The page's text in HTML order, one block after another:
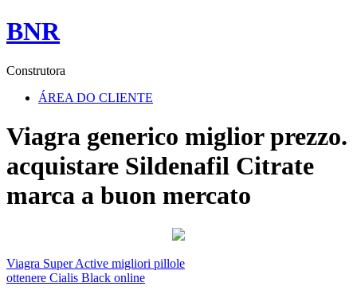
BNR
Construtora
ÁREA DO CLIENTE
Viagra generico miglior prezzo.
acquistare Sildenafil Citrate
marca a buon mercato
Viagra Super Active migliori pillole
ottenere Cialis Black online